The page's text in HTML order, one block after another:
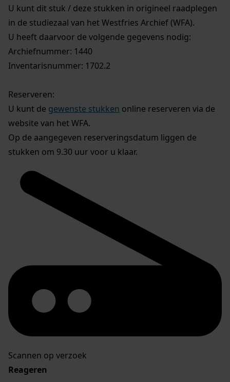
U kunt dit stuk / deze stukken in origineel raadplegen
in de studiezaal van het Westfries Archief (WFA).
U heeft daarvoor de volgende gegevens nodig:
Archiefnummer: 1440
Inventarisnummer: 1702.2
Reserveren:
U kunt de gewenste stukken online reserveren via de
website van het WFA.
Op de aangegeven reserveringsdatum liggen de
stukken om 9.30 uur voor u klaar.
Scannen op verzoek
Reageren